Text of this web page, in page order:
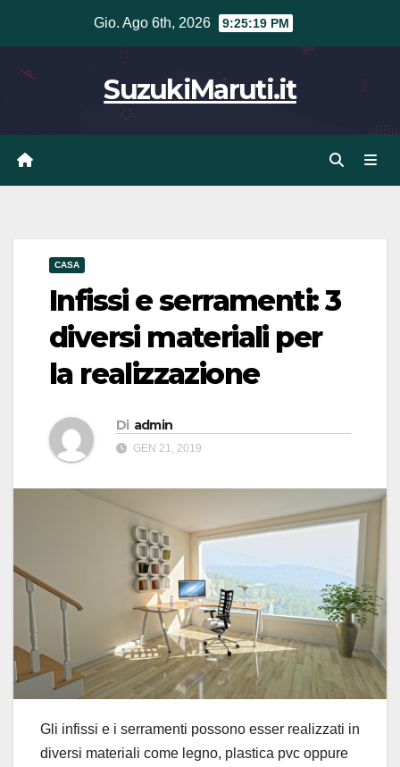
contenuto
Gio. Ago 6th, 2026 9:25:20 PM
SuzukiMaruti.it
CASA
Infissi e serramenti: 3
diversi materiali per
la realizzazione
Di admin
GEN 21, 2019
Gli infissi e i serramenti possono esser realizzati in
diversi materiali come legno, plastica pvc oppure